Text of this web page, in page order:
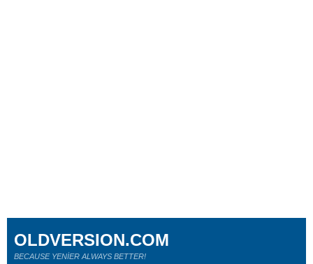
OLDVERSION.COM
BECAUSE YENİER ALWAYS BETTER!